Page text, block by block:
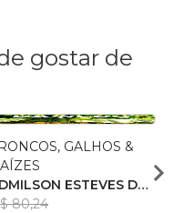
gostar de
GALHOS &
ESTEVES DE
80,24
R$